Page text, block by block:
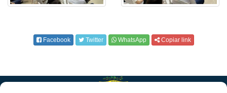
Facebook Twitter WhatsApp Copiar link